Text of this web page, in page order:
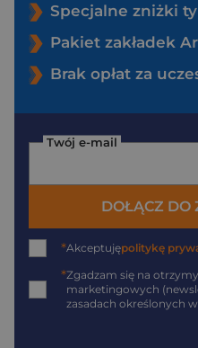
Specjalne zniżki
Pakiet zakładek
Brak opłat za
Twój e-mail
DOŁĄCZ DO
*Akceptujępolitykę
*Zgadzam się na
marketingowych
zasadach określonych w